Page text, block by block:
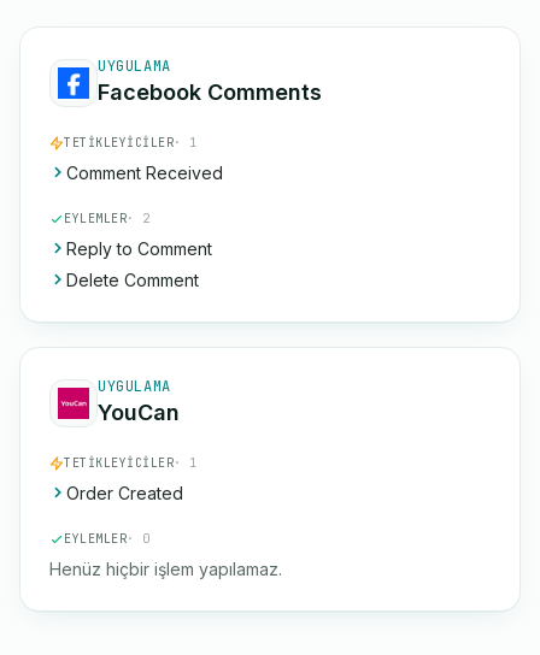
UYGULAMA
Facebook Comments
TETIKLEYICILER· 1
Comment Received
EYLEMLER· 2
Reply to Comment
Delete Comment
UYGULAMA
YouCan
TETIKLEYICILER· 1
Order Created
EYLEMLER· 0
Henüz hiçbir işlem yapılamaz.